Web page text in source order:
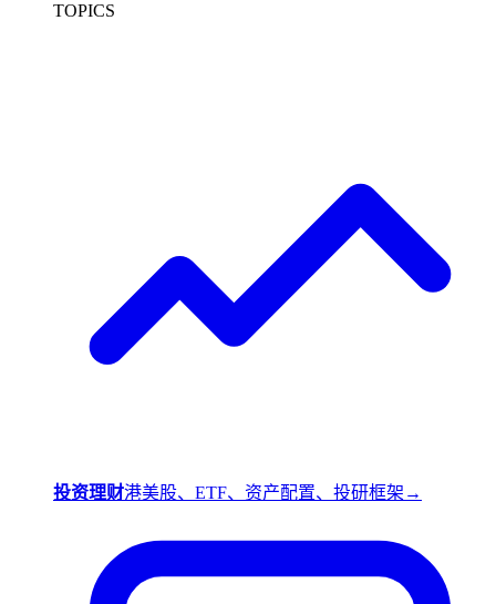
TOPICS
投资理财港美股、ETF、资产配置、投研框架 →